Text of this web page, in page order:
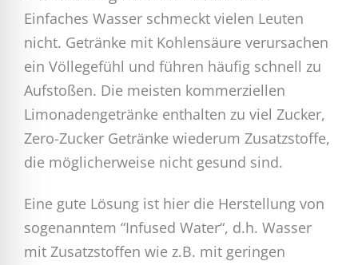
Einfaches Wasser schmeckt vielen Leuten
nicht. Getränke mit Kohlensäure verursachen
ein Völlegefühl und führen häufig schnell zu
Aufstoßen. Die meisten kommerziellen
Limonadengetränke enthalten zu viel Zucker,
Zero-Zucker Getränke wiederum Zusatzstoffe,
die möglicherweise nicht gesund sind.
Eine gute Lösung ist hier die Herstellung von
sogenanntem “Infused Water“, d.h. Wasser
mit Zusatzstoffen wie z.B. mit geringen